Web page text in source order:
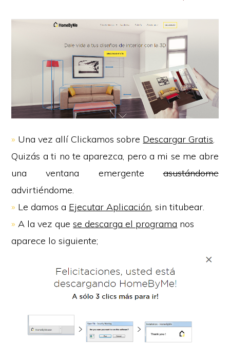
» Una vez allí Clickamos sobre Descargar Gratis.
Quizás a ti no te aparezca, pero a mi se me abre
una ventana emergenteasustándome
advirtiéndome.
» Le damos a Ejecutar Aplicación, sin titubear.
»A la vez quese descarga el programa nos
aparece lo siguiente;